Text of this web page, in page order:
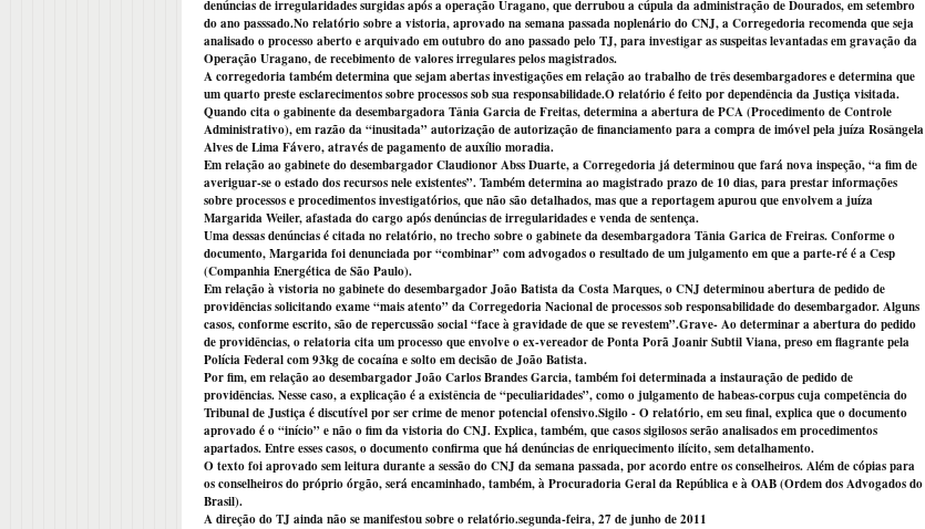
denúncias de irregularidades surgidas após a operação Uragano, que derrubou a cúpula da administração de Dourados, em setembro
do ano passsado.No relatório sobre a vistoria, aprovado na semana passada noplenário do CNJ, a Corregedoria recomenda que seja
analisado o processo aberto e arquivado em outubro do ano passado pelo TJ, para investigar as suspeitas levantadas em gravação da
Operação Uragano, de recebimento de valores irregulares pelos magistrados.
A corregedoria também determina que sejam abertas investigações em relação ao trabalho de três desembargadores e determina que
um quarto preste esclarecimentos sobre processos sob sua responsabilidade.O relatório é feito por dependência da Justiça visitada.
Quando cita o gabinente da desembargadora Tânia Garcia de Freitas, determina a abertura de PCA (Procedimento de Controle
Administrativo), em razão da “inusitada” autorização de autorização de financiamento para a compra de imóvel pela juíza Rosângela
Alves de Lima Fávero, através de pagamento de auxílio moradia.
Em relação ao gabinete do desembargador Claudionor Abss Duarte, a Corregedoria já determinou que fará nova inspeção, “a fim de
averiguar-se o estado dos recursos nele existentes”. Também determina ao magistrado prazo de 10 dias, para prestar informações
sobre processos e procedimentos investigatórios, que não são detalhados, mas que a reportagem apurou que envolvem a juíza
Margarida Weiler, afastada do cargo após denúncias de irregularidades e venda de sentença.
Uma dessas denúncias é citada no relatório, no trecho sobre o gabinete da desembargadora Tânia Garica de Freiras. Conforme o
documento, Margarida foi denunciada por “combinar” com advogados o resultado de um julgamento em que a parte-ré é a Cesp
(Companhia Energética de São Paulo).
Em relação à vistoria no gabinete do desembargador João Batista da Costa Marques, o CNJ determinou abertura de pedido de
providências solicitando exame “mais atento” da Corregedoria Nacional de processos sob responsabilidade do desembargador. Alguns
casos, conforme escrito, são de repercussão social “face à gravidade de que se revestem”.Grave-Ao determinar a abertura do pedido
de providências, o relatoria cita um processo que envolve o ex-vereador de Ponta Porã Joanir Subtil Viana, preso em flagrante pela
Polícia Federal com 93kg de cocaína e solto em decisão de João Batista.
Por fim, em relação ao desembargador João Carlos Brandes Garcia, também foi determinada a instauração de pedido de
providências. Nesse caso, a explicação é a existência de “peculiaridades”, como o julgamento de habeas-corpus cuja competência do
Tribunal de Justiça é discutível por ser crime de menor potencial ofensivo.Sigilo -O relatório, em seu final, explica que o documento
aprovado é o “início” e não o fim da vistoria do CNJ. Explica, também, que casos sigilosos serão analisados em procedimentos
apartados. Entre esses casos, o documento confirma que há denúncias de enriquecimento ilícito, sem detalhamento.
O texto foi aprovado sem leitura durante a sessão do CNJ da semana passada, por acordo entre os conselheiros. Além de cópias para
os conselheiros do próprio órgão, será encaminhado, também, à Procuradoria Geral da República e à OAB (Ordem dos Advogados do
Brasil).
A direção do TJ ainda não se manifestou sobre o relatório.segunda-feira, 27 de junho de 2011